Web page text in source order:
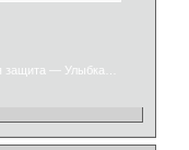
— Улыбка…